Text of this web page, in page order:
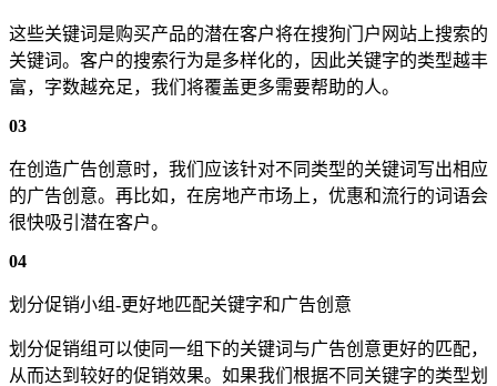
这些关键词是购买产品的潜在客户将在搜狗门户网站上搜索的
关键词。客户的搜索行为是多样化的，因此关键字的类型越丰
富，字数越充足，我们将覆盖更多需要帮助的人。
03
在创造广告创意时，我们应该针对不同类型的关键词写出相应
的广告创意。再比如，在房地产市场上，优惠和流行的词语会
很快吸引潜在客户。
04
划分促销小组-更好地匹配关键字和广告创意
划分促销组可以使同一组下的关键词与广告创意更好的匹配，
从而达到较好的促销效果。如果我们根据不同关键字的类型划